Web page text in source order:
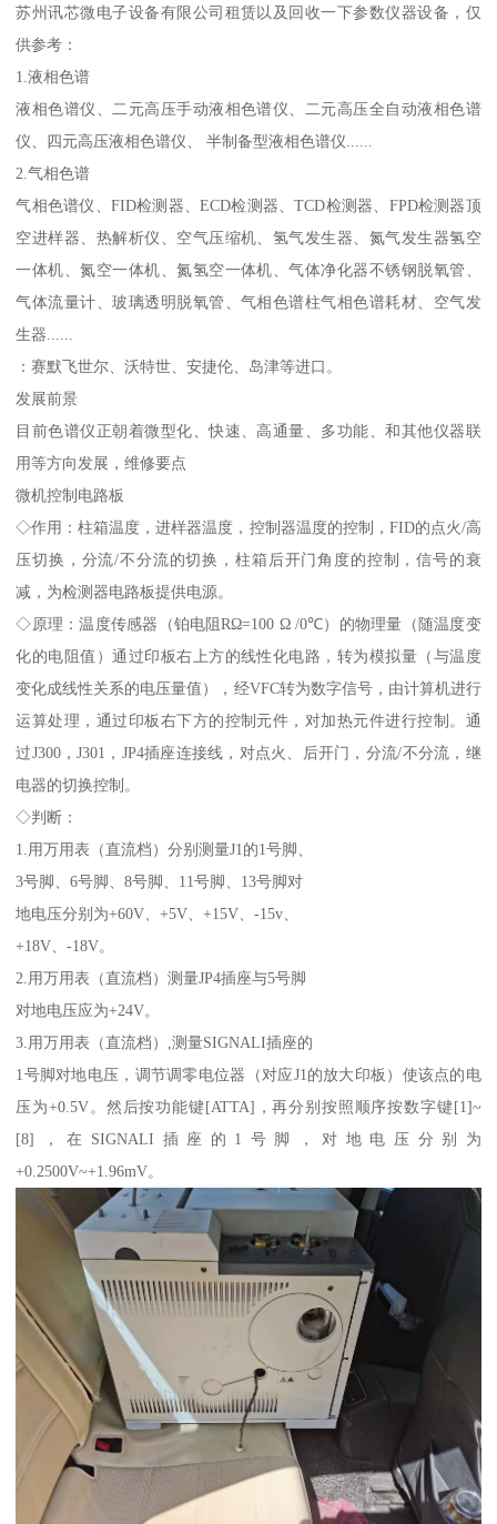
苏州讯芯微电子设备有限公司租赁以及回收一下参数仪器设备，仅
供参考：
1.液相色谱
液相色谱仪、二元高压手动液相色谱仪、二元高压全自动液相色谱
仪、四元高压液相色谱仪、 半制备型液相色谱仪......
2.气相色谱
气相色谱仪、FID检测器、ECD检测器、TCD检测器、FPD检测器顶
空进样器、热解析仪、空气压缩机、氢气发生器、氮气发生器氢空
一体机、氮空一体机、氮氢空一体机、气体净化器不锈钢脱氧管、
气体流量计、玻璃透明脱氧管、气相色谱柱气相色谱耗材、空气发
生器......
：赛默飞世尔、沃特世、安捷伦、岛津等进口。
发展前景
目前色谱仪正朝着微型化、快速、高通量、多功能、和其他仪器联
用等方向发展，维修要点
微机控制电路板
◇作用：柱箱温度，进样器温度，控制器温度的控制，FID的点火/高
压切换，分流/不分流的切换，柱箱后开门角度的控制，信号的衰
减，为检测器电路板提供电源。
◇原理：温度传感器（铂电阻RΩ=100 Ω /0℃）的物理量（随温度变
化的电阻值）通过印板右上方的线性化电路，转为模拟量（与温度
变化成线性关系的电压量值），经VFC转为数字信号，由计算机进行
运算处理，通过印板右下方的控制元件，对加热元件进行控制。通
过J300，J301，JP4插座连接线，对点火、后开门，分流/不分流，继
电器的切换控制。
◇判断：
1.用万用表（直流档）分别测量J1的1号脚、
3号脚、6号脚、8号脚、11号脚、13号脚对
地电压分别为+60V、+5V、+15V、-15v、
+18V、-18V。
2.用万用表（直流档）测量JP4插座与5号脚
对地电压应为+24V。
3.用万用表（直流档）,测量SIGNALI插座的
1号脚对地电压，调节调零电位器（对应J1的放大印板）使该点的电
压为+0.5V。然后按功能键[ATTA]，再分别按照顺序按数字键[1]~
[8]，在SIGNALI插座的1号脚，对地电压分别为
+0.2500V~+1.96mV。